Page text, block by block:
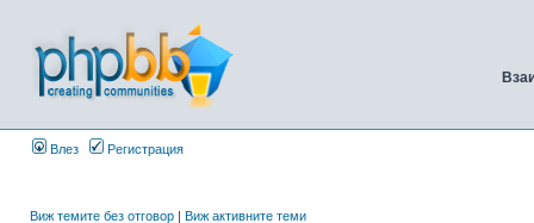
Влез Регистрация
Виж темите без отговор | Виж активните теми